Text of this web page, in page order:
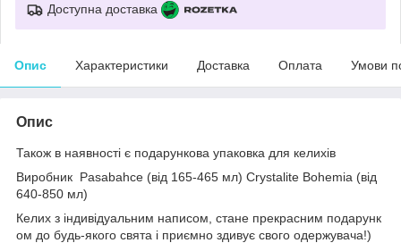
Доступна доставка
Опис Характеристики Доставка Оплата Умови
Опис
Також в наявності є подарункова упаковка для келихів
Виробник Pasabahce (від 165-465 мл) Crystalite Bohemia (від
640-850 мл)
Келих з індивідуальним написом, стане прекрасним подарунк
ом до будь-якого свята і приємно здивує свого одержувача!)